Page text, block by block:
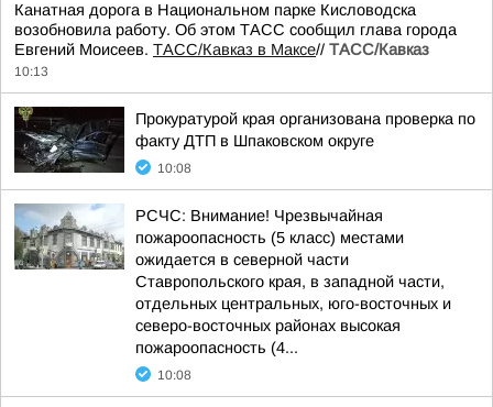
Канатная дорога в Национальном парке Кисловодска
возобновила работу. Об этом ТАСС сообщил глава города
Евгений Моисеев. ТАСС/Кавказ в Максе// ТАСС/Кавказ
10:13
Прокуратурой края организована проверка по
факту ДТП в Шпаковском округе
10:08
РСЧС: Внимание! Чрезвычайная
пожароопасность (5 класс) местами
ожидается в северной части
Ставропольского края, в западной части,
отдельных центральных, юго-восточных и
северо-восточных районах высокая
пожароопасность (4...
10:08